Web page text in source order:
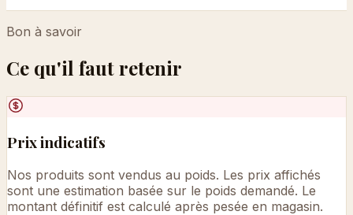
Bon à savoir
Ce qu'il faut retenir
Prix indicatifs
Nos produits sont vendus au poids. Les prix affichés
sont une estimation basée sur le poids demandé. Le
montant définitif est calculé après pesée en magasin.